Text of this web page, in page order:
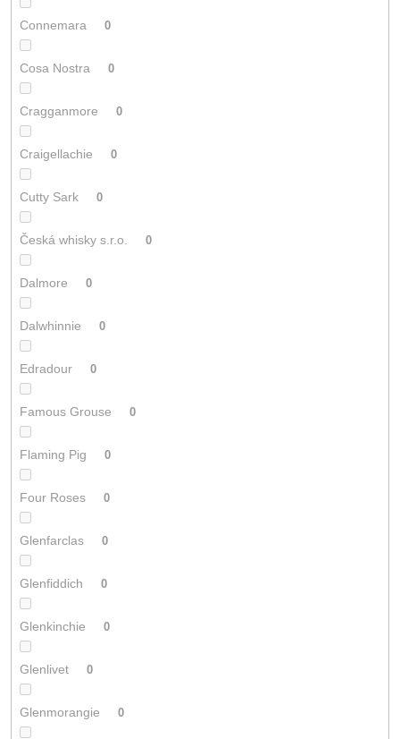
Connemara 0
Cosa Nostra 0
Cragganmore 0
Craigellachie 0
Cutty Sark 0
Česká whisky s.r.o. 0
Dalmore 0
Dalwhinnie 0
Edradour 0
Famous Grouse 0
Flaming Pig 0
Four Roses 0
Glenfarclas 0
Glenfiddich 0
Glenkinchie 0
Glenlivet 0
Glenmorangie 0